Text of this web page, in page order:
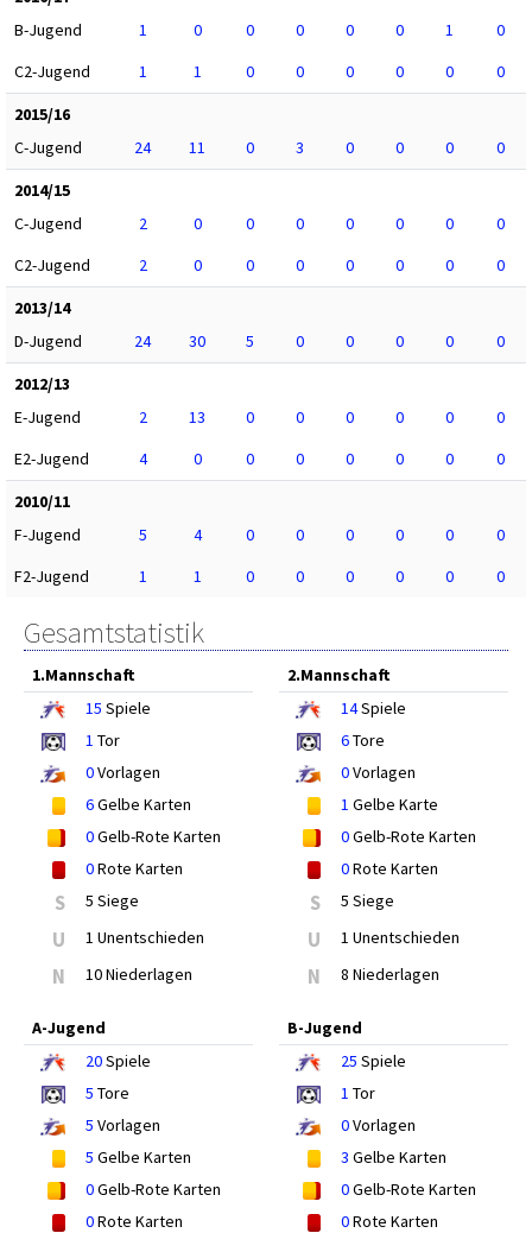
B-Jugend
1 0 0 0 0 0 1
0
C2-Jugend
1 1 0 0 0 0 0
0
2015/16
C-Jugend
24 11 0 3 0 0 0
0
2014/15
C-Jugend
2 0 0 0 0 0 0
0
C2-Jugend
2 0 0 0 0 0 0
0
2013/14
D-Jugend
24 30 5 0 0 0 0
0
2012/13
E-Jugend
2 13 0 0 0 0 0
0
E2-Jugend
4 0 0 0 0 0 0
0
2010/11
F-Jugend
5 4 0 0 0 0 0
0
F2-Jugend
1 1 0 0 0 0 0 0
Gesamtstatistik
1.Mannschaft
15 Spiele
1 Tor
0Vorlagen
6Gelbe Karten
0Gelb-Rote Karten
0Rote Karten
S 5 Siege
U 1 Unentschieden
N 10 Niederlagen
2.Mannschaft
14Spiele
6Tore
0Vorlagen
1 Gelbe Karte
0Gelb-Rote Karten
0Rote Karten
S 5 Siege
U 1 Unentschieden
N 8 Niederlagen
A-Jugend
20Spiele
5 Tore
5 Vorlagen
5 Gelbe Karten
0Gelb-Rote Karten
0Rote Karten
B-Jugend
25 Spiele
1 Tor
0Vorlagen
3 Gelbe Karten
0Gelb-Rote Karten
0Rote Karten